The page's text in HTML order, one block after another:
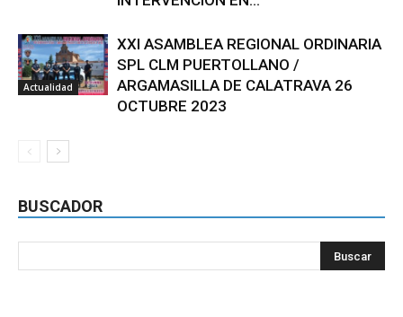
Actualidad
XXI ASAMBLEA REGIONAL ORDINARIA
SPL CLM PUERTOLLANO /
ARGAMASILLA DE CALATRAVA 26
OCTUBRE 2023
BUSCADOR